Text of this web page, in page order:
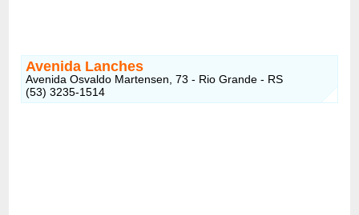
Avenida Lanches
Avenida Osvaldo Martensen, 73 - Rio Grande - RS
(53) 3235-1514